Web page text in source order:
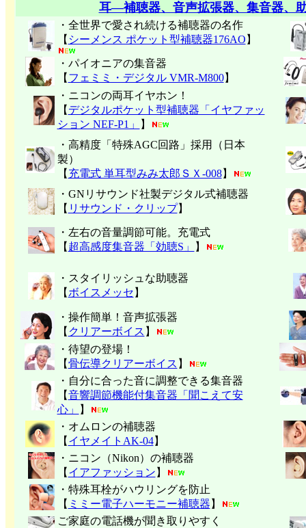
耳―補聴器、音声拡張器、集音器、
・全世界で愛され続ける補聴器の名作
【 シーメンス ポケット型補聴器176AO 】
・パイオニアの集音器
【 フェミミ・デジタル VMR-M800】
・ニコンの両耳イヤホン！
【 デジタルポケット型補聴器「イヤファッ
ション NEF-P1」
】
・高精度「特殊AGC回路」採用（日本
製）
【 充電式 単耳型みみ太郎ＳＸ-008】
・GNリサウンド社製デジタル式補聴器
【 リサウンド・クリップ】
・左右の音量調節可能。充電式
【 超高感度集音器「効聴S」 】
・スタイリッシュな助聴器
【 ボイスメッセ 】
・操作簡単！音声拡張器
【 クリアーボイス 】
・待望の登場！
【骨伝導クリアーボイス 】
・自分に合った音に調整できる集音器
【音響調節機能付集音器「聞こえて安
心」
】
・オムロンの補聴器
【 イヤメイトAK-04】
・ニコン（Nikon）の補聴器
【 イアファッション 】
・特殊耳栓がハウリングを防止
【 ミミー電子ハーモニー補聴器 】
ご家庭の電話機が聞き取りやすく